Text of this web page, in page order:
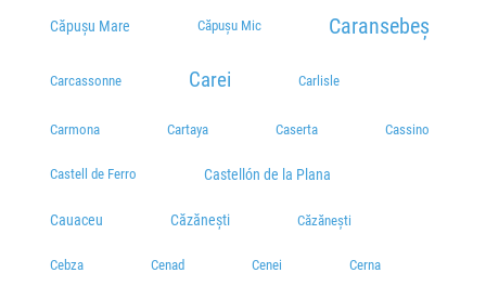
Căpușu Mare Căpușu Mic Caransebeș
Carcassonne Carei Carlisle
Carmona Cartaya Caserta Cassino
Castell de Ferro Castellón de la Plana
Cauaceu Căzănești Căzănești
Cebza Cenad Cenei Cerna